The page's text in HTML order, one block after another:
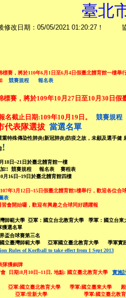
臺北
修改日期：05/05/2021 01:20:27！
標賽，將於110年6月1日至6月4日假臺北體育館一樓舉
競賽規程 報名表
標賽，將於109年10月27日至10月30日假
名截止日期:109年10月19日。 競賽規程
代表隊選拔 當選名單
特殊傳染性肺炎(新冠肺炎)防疫之故，未顧及選手健
!
18日~21日於臺北體育館一樓
!! 競賽規程 報名表
賽程表
月16日~19日於臺北體育館四樓
年3月12日~15日假臺北體育館1樓舉行，歡迎各位合
表
會開始囉，歡迎有興趣之合球同好踴躍報
師範大學亞軍：國立台北教育大學 季軍：國立台
獲選名單
盃合球賽第三名
立臺灣師範大學 亞軍國立臺北教育大學 季軍
Rules of Korfball to take effect from 1 Sept 2013
隊獲銅牌
日期:8月10日~11日, 地點: 國立臺北教育大學 實施
亞軍:國立臺北教育大學 季軍:國立臺東大學 殿
亞軍:世新大學 季軍:國立臺北教育